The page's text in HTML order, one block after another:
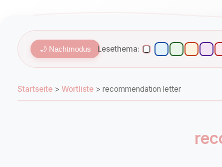
🌙 Nachtmodus Lesethema:
Startseite > Wortliste > recommendation letter